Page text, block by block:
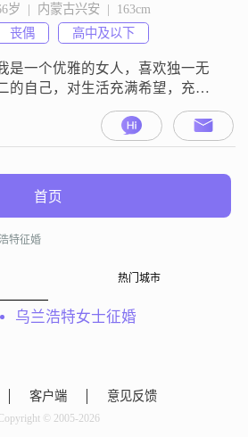
岁  |  内蒙古兴安  |  163cm
丧偶
高中及以下
是一个优雅的女人，喜欢独一无
的自己，对生活充满希望，充满
阳光，充满热情，充满快乐！在事
业上对自己自信，自强，自爱，自
，希望自己在未来的日子里，让
加魅力四射而富有内涵的经典女
首页
特征婚
热门城市
乌兰浩特女士征婚
客户端 意见反馈
© 2005-2026